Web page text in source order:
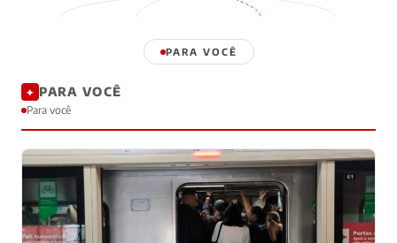
PARA VOCÊ
✦ PARA VOCÊ
Para você